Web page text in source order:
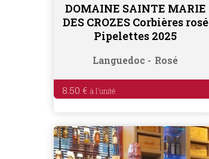
Ajouter au panier
DOMAINE SAINTE MARIE
DES CROZES Corbières rosé
Pipelettes 2025
Languedoc Rosé
8.50 €